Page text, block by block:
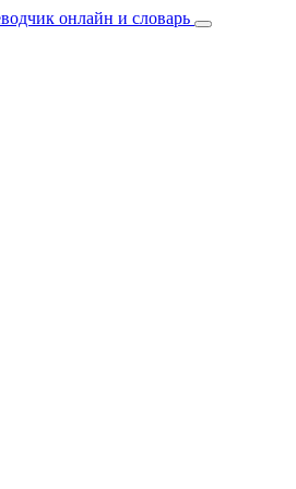
онлайн и словарь